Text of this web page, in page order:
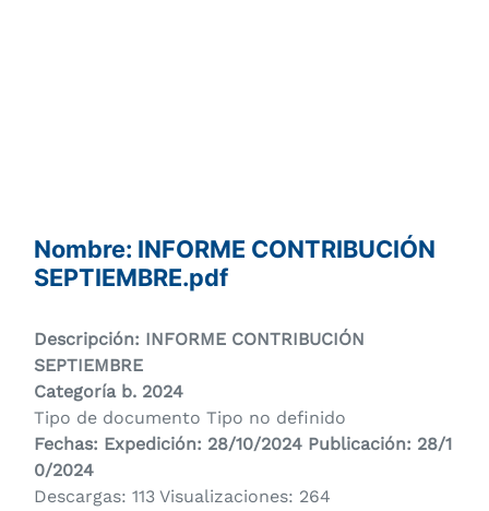
Nombre: INFORME CONTRIBUCIÓN
SEPTIEMBRE.pdf
Descripción: INFORME CONTRIBUCIÓN
SEPTIEMBRE
Categoría b. 2024
Tipo de documento Tipo no definido
Fechas: Expedición: 28/10/2024 Publicación: 28/1
0/2024
Descargas: 113 Visualizaciones: 264